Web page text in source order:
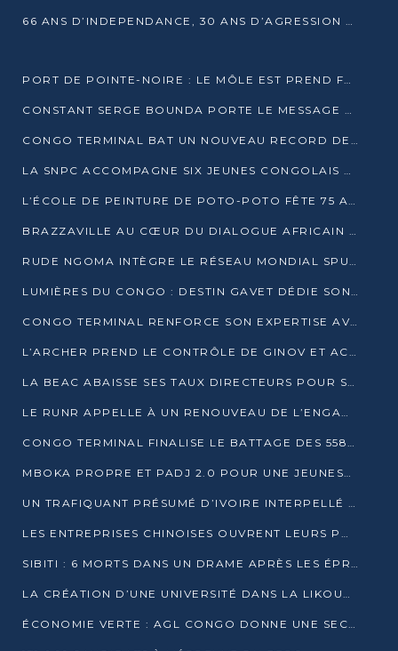
66 ANS D’INDEPENDANCE, 30 ANS D’AGRESSION RWAN DAISE : 4 PRESIDENCES, UN ECHEC COLLECTIF
PORT DE POINTE-NOIRE : LE MÔLE EST PREND FORME ET VISE LES GÉANTS DES MERS
CONSTANT SERGE BOUNDA PORTE LE MESSAGE DE COMPASSION DE DENIS SASSOU NGUESSO EN IRAN
CONGO TERMINAL BAT UN NOUVEAU RECORD DE PRODUCTIVITÉ AU PORT DE POINTE-NOIRE
LA SNPC ACCOMPAGNE SIX JEUNES CONGOLAIS AUX OLYMPIADES PANAFRICAINES DE MATHÉMATIQUES
L’ÉCOLE DE PEINTURE DE POTO-POTO FÊTE 75 ANS AU SERVICE DE L’ART CONGOLAIS
BRAZZAVILLE AU CŒUR DU DIALOGUE AFRICAIN SUR LES OBJECTIFS DE DÉVELOPPEMENT DURABLE
RUDE NGOMA INTÈGRE LE RÉSEAU MONDIAL SPUTNIK PRO APRÈS UNE FORMATION À MOSCOU
LUMIÈRES DU CONGO : DESTIN GAVET DÉDIE SON PRIX À L’UNITÉ NATIONALE ET À LA JEUNESSE
CONGO TERMINAL RENFORCE SON EXPERTISE AVEC NEUF NOUVEAUX FORMATEURS EN ENGINS PORTUAIRES
L’ARCHER PREND LE CONTRÔLE DE GINOV ET ACCÉLÈRE SON VIRAGE NUMÉRIQUE
LA BEAC ABAISSE SES TAUX DIRECTEURS POUR SOUTENIR LA CROISSANCE EN ZONE CEMAC
LE RUNR APPELLE À UN RENOUVEAU DE L’ENGAGEMENT MILITANT
CONGO TERMINAL FINALISE LE BATTAGE DES 558 PIEUX DU FUTUR QUAI DU MÔLE EST
MBOKA PROPRE ET PADJ 2.0 POUR UNE JEUNESSE PLUS AUTONOME
UN TRAFIQUANT PRÉSUMÉ D’IVOIRE INTERPELLÉ À DOLISIE
LES ENTREPRISES CHINOISES OUVRENT LEURS PORTES AUX JEUNES DIPLÔMÉS
SIBITI : 6 MORTS DANS UN DRAME APRÈS LES ÉPREUVES DU BEPC
LA CRÉATION D’UNE UNIVERSITÉ DANS LA LIKOUALA AU CŒUR D’UNE RÉFLEXION NATIONALE
ÉCONOMIE VERTE : AGL CONGO DONNE UNE SECONDE VIE À SES DÉCHETS INDUSTRIELS